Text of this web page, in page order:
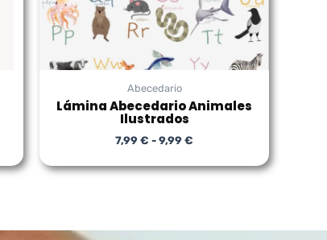
Abecedario
Lámina Abecedario Animales
Ilustrados
7,99€ -9,99€